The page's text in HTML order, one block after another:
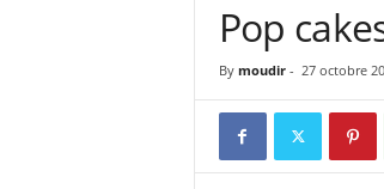
Pop
By moudir- 27 octobre